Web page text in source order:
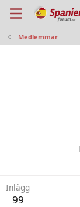
Medlemmar
Inlägg
99